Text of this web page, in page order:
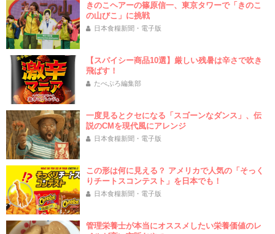
きのこヘアーの篠原信一、東京タワーで「きのこ
の山びこ」に挑戦
日本食糧新聞・電子版
【スパイシー商品10選】厳しい残暑は辛さで吹き
飛ばす！
たべぷろ編集部
一度見るとクセになる「スゴーンなダンス」、伝
説のCMを現代風にアレンジ
日本食糧新聞・電子版
この形は何に見える？ アメリカで人気の「そっく
りチートスコンテスト」を日本でも！
日本食糧新聞・電子版
管理栄養士が本当にオススメしたい栄養価値のレ